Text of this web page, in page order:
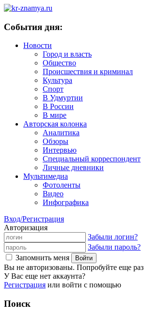
События дня:
Новости
Город и власть
Общество
Происшествия и криминал
Культура
Спорт
В Удмуртии
В России
В мире
Авторская колонка
Аналитика
Обзоры
Интервью
Специальный корреспондент
Личные дневники
Мультимедиа
Фотоленты
Видео
Инфографика
Вход/Регистрация
Авторизация
Забыли логин?
Забыли пароль?
Запомнить меня
Вы не авторизованы. Попробуйте еще раз
У Вас еще нет аккаунта?
Регистрация или войти с помощью
Поиск